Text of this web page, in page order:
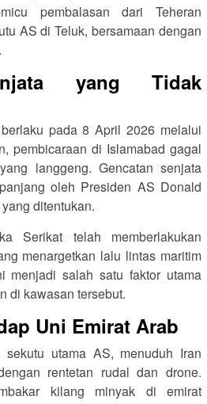
pembalasan dari Teheran
AS di Teluk, bersamaan dengan
yang Tidak
pada 8 April 2026 melalui
pembicaraan di Islamabad gagal
langgeng. Gencatan senjata
oleh Presiden AS Donald
ditentukan.
Serikat telah memberlakukan
menargetkan lalu lintas maritim
menjadi salah satu faktor utama
di kawasan tersebut.
Uni Emirat Arab
utama AS, menuduh Iran
rentetan rudal dan drone.
kilang minyak di emirat